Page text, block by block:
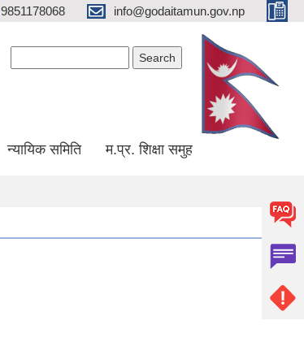
9851178068 info@godaitamun.gov.np
न्यायिक समिति म.प्र. शिक्षा समुह